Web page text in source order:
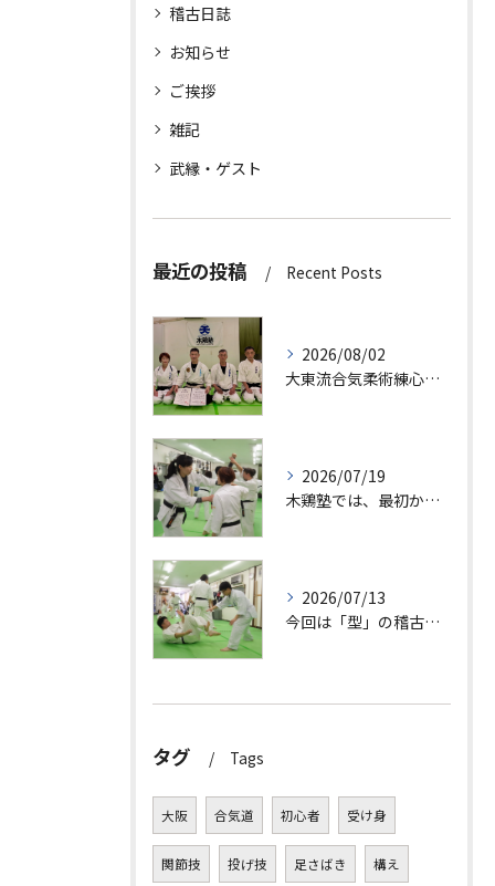
稽古日誌
お知らせ
ご挨拶
雑記
武縁・ゲスト
最近の投稿 Recent Posts
2026/08/02
大東流合気柔術練心館・天満橋支部道場としての活動も開始しまし...
2026/07/19
木鶏塾では、最初から大切なことを教えています。
2026/07/13
今回は「型」の稽古について紹介します。
タグ Tags
大阪 合気道 初心者 受け身
関節技 投げ技 足さばき 構え